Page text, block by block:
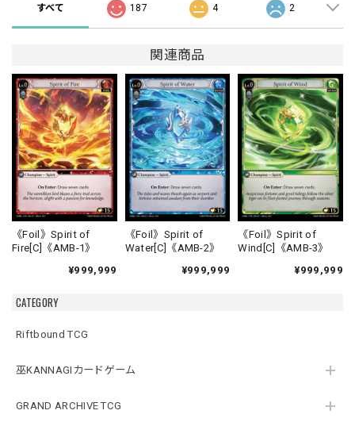
CATEGORY
Riftbound TCG
巫KANNAGIカードゲーム
GRAND ARCHIVE TCG
すべて 187 4 2
関連商品
《Foil》Spirit of
Fire[C]《AMB-1》
¥999,999
《Foil》Spirit of
Water[C]《AMB-2》
¥999,999
《Foil》Spirit of
Wind[C]《AMB-3》
¥999,999